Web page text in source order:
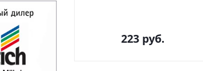
223руб.